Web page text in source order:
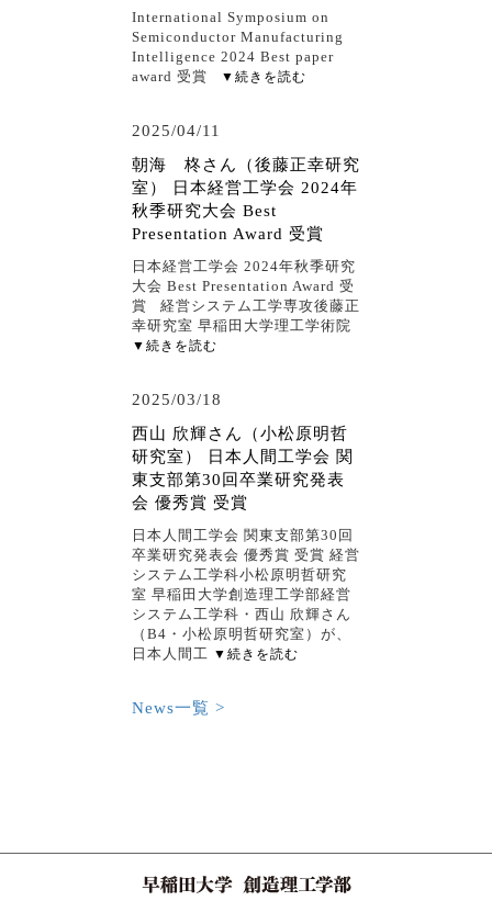
International Symposium on
Semiconductor Manufacturing
Intelligence 2024 Best paper
award 受賞
▼続きを読む
2025/04/11
朝海 柊さん（後藤正幸研究
室） 日本経営工学会 2024年
秋季研究大会 Best
Presentation Award 受賞
日本経営工学会 2024年秋季研究
大会 Best Presentation Award 受
賞 経営システム工学専攻後藤正
幸研究室 早稲田大学理工学術院
▼続きを読む
2025/03/18
西山 欣輝さん（小松原明哲
研究室） 日本人間工学会 関
東支部第30回卒業研究発表
会 優秀賞 受賞
日本人間工学会 関東支部第30回
卒業研究発表会 優秀賞 受賞 経営
システム工学科小松原明哲研究
室 早稲田大学創造理工学部経営
システム工学科・西山 欣輝さん
（B4・小松原明哲研究室）が、
日本人間工 ▼続きを読む
News一覧 >